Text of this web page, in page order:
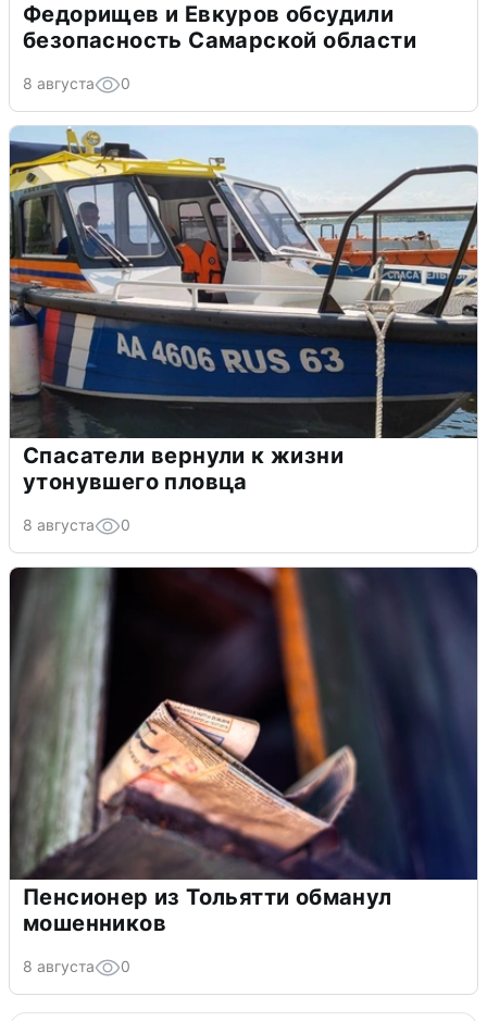
Федорищев и Евкуров обсудили
безопасность Самарской области
8 августа 0
Спасатели вернули к жизни
утонувшего пловца
8 августа 0
Пенсионер из Тольятти обманул
мошенников
8 августа 0